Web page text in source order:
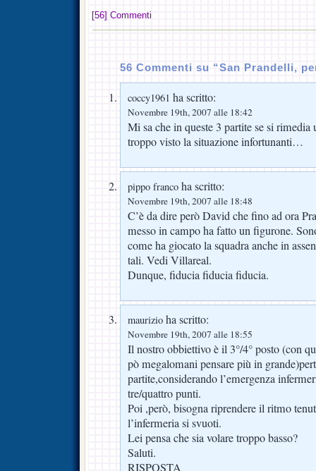
[56] Commenti
56 Commenti su “San Prandelli,
coccy1961 ha scritto:
Novembre 19th, 2007 alle 18:42
Mi sa che in queste 3 partite se si
troppo visto la situazione infortunanti…
pippo franco ha scritto:
Novembre 19th, 2007 alle 18:48
C’è da dire però David che fino ad ora
messo in campo ha fatto un figurone.
come ha giocato la squadra anche in
tali. Vedi Villareal.
Dunque, fiducia fiducia fiducia.
maurizio ha scritto:
Novembre 19th, 2007 alle 18:55
Il nostro obbiettivo è il 3°/4° posto (con
pò megalomani pensare più in
partite,considerando l’emergenza
tre/quattro punti.
Poi ,però, bisogna riprendere il ritmo
l’infermeria si svuoti.
Lei pensa che sia volare troppo basso?
Saluti.
RISPOSTA